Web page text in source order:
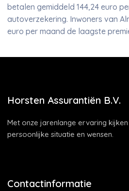
betalen gemiddeld 144,24 euro
autoverzekering. Inwoners van
euro per maand de laagste
Horsten Assurantiën B.V.
Met onze jarenlange ervaring
persoonlijke situatie en wensen.
Contactinformatie